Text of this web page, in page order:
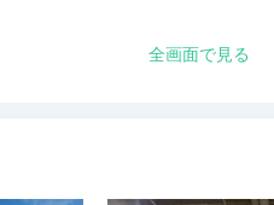
全画面で見る